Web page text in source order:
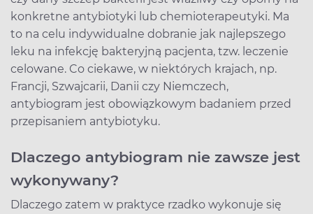
konkretne antybiotyki lub chemioterapeutyki. Ma
to na celu indywidualne dobranie jak najlepszego
leku na infekcję bakteryjną pacjenta, tzw. leczenie
celowane. Co ciekawe, w niektórych krajach, np.
Francji, Szwajcarii, Danii czy Niemczech,
antybiogram jest obowiązkowym badaniem przed
przepisaniem antybiotyku.
Dlaczego antybiogram nie zawsze jest
wykonywany?
Dlaczego zatem w praktyce rzadko wykonuje się